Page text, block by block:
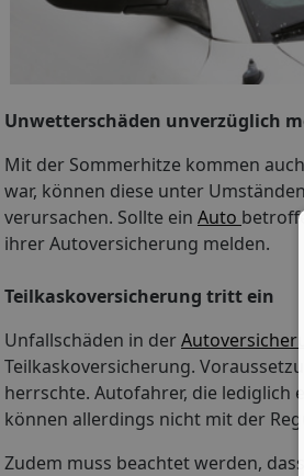
Unwetterschäden unverzüglich
Mit der Sommerhitze kommen
war, können diese unter
verursachen. Sollte ein Auto
ihrer Autoversicherung melden.
Teilkaskoversicherung tritt ein
Unfallschäden in der
Teilkaskoversicherung.
herrschte. Autofahrer, die lediglich
können allerdings nicht mit der
Zudem muss beachtet werden,